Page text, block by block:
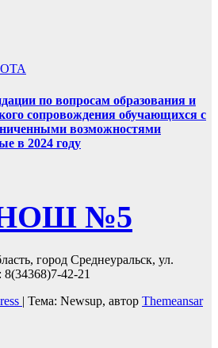
по вопросам образования и
сопровождения обучающихся с
возможностями
в 2024 году
№5
город Среднеуральск, ул.
42-21
| Тема: Newsup, автор Themeansar